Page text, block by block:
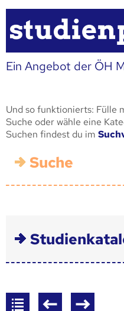
Ein Angebot der ÖH
Und so funktionierts: Fülle
Suche oder wähle eine
Suchen findest du im
Suche